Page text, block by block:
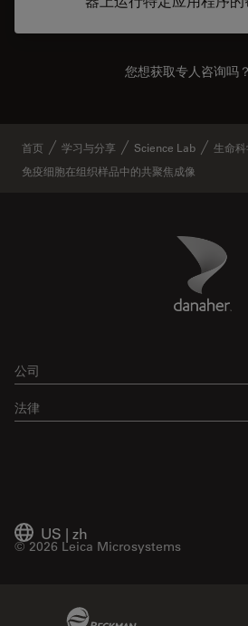
您想获取专人咨询吗？
首页 学习与分享 Science Lab
生命
免疫细胞在组织样品中的共聚焦成像
Danaher
公司
法律
US | zh
© 2026 Leica Microsystems